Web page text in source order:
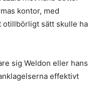
kontor, med
otillbörligt sätt skulle ha
sig Weldon eller hans
effektivt